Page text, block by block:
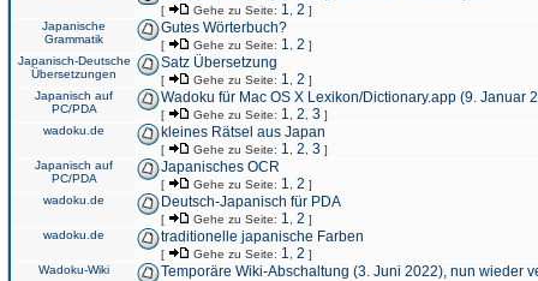
[ Gehe zu Seite: 1 2 ]
Japanische
Grammatik
Gutes Wörterbuch?
[ Gehe zu Seite: 1 2 ]
Japanisch-Deutsche
Übersetzungen
Satz Übersetzung
[ Gehe zu Seite: 1 2 ]
Japanisch auf
PC/PDA
Wadoku für Mac OS X Lexikon/Dictionary.app (9. Januar
[ Gehe zu Seite: 1 2 3 ]
wadoku.de
kleines Rätsel aus Japan
[ Gehe zu Seite: 1 2 3 ]
Japanisch auf
PC/PDA
Japanisches OCR
[ Gehe zu Seite: 1 2 ]
wadoku.de
Deutsch-Japanisch für PDA
[ Gehe zu Seite: 1 2 ]
wadoku.de
traditionelle japanische Farben
[ Gehe zu Seite: 1 2 ]
Wadoku-Wiki
Temporäre Wiki-Abschaltung (3. Juni 2022), nun wieder